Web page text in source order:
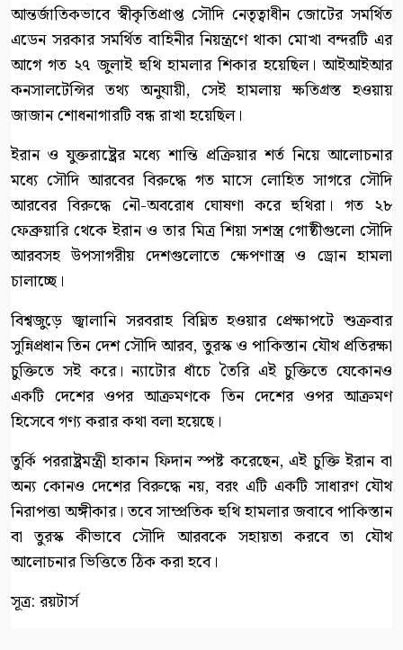
আন্তর্জাতিকভাবে স্বীকৃতিপ্রাপ্ত সৌদি নেতৃত্বাধীন জোটের সমর্থিত
এডেন সরকার সমর্থিত বাহিনীর নিয়ন্ত্রণে থাকা মোখা বন্দরটি এর
আগে গত ২৭ জুলাই হুথি হামলার শিকার হয়েছিল। আইআইআর
কনসালটেন্সির তথ্য অনুযায়ী, সেই হামলায় ক্ষতিগ্রস্ত হওয়ায়
জাজান শোধনাগারটি বন্ধ রাখা হয়েছিল।
ইরান ও যুক্তরাষ্ট্রের মধ্যে শান্তি প্রক্রিয়ার শর্ত নিয়ে আলোচনার
মধ্যে সৌদি আরবের বিরুদ্ধে গত মাসে লোহিত সাগরে সৌদি
আরবের বিরুদ্ধে নৌ-অবরোধ ঘোষণা করে হুথিরা। গত ২৮
ফেব্রুয়ারি থেকে ইরান ও তার মিত্র শিয়া সশস্ত্র গোষ্ঠীগুলো সৌদি
আরবসহ উপসাগরীয় দেশগুলোতে ক্ষেপণাস্ত্র ও ড্রোন হামলা
চালাচ্ছে।
বিশ্বজুড়ে জ্বালানি সরবরাহ বিঘ্নিত হওয়ার প্রেক্ষাপটে শুক্রবার
সুন্নিপ্রধান তিন দেশ সৌদি আরব, তুরস্ক ও পাকিস্তান যৌথ প্রতিরক্ষা
চুক্তিতে সই করে। ন্যাটোর ধাঁচে তৈরি এই চুক্তিতে যেকোনও
একটি দেশের ওপর আক্রমণকে তিন দেশের ওপর আক্রমণ
হিসেবে গণ্য করার কথা বলা হয়েছে।
তুর্কি পররাষ্ট্রমন্ত্রী হাকান ফিদান স্পষ্ট করেছেন, এই চুক্তি ইরান বা
অন্য কোনও দেশের বিরুদ্ধে নয়, বরং এটি একটি সাধারণ যৌথ
নিরাপত্তা অঙ্গীকার। তবে সাম্প্রতিক হুথি হামলার জবাবে পাকিস্তান
বা তুরস্ক কীভাবে সৌদি আরবকে সহায়তা করবে তা যৌথ
আলোচনার ভিত্তিতে ঠিক করা হবে।
সূত্র: রয়টার্স